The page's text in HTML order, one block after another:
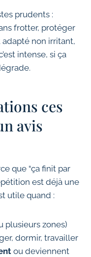
prudents :
frotter, protéger
non irritant,
intense, si ça
ces
avis
que “ça finit par
est déjà une
utile quand :
plusieurs zones)
dormir, travailler
ou deviennent